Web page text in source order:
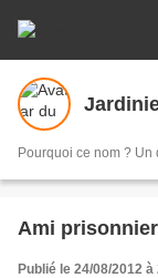
Pourquoi ce nom ?
Ami prisonnier
Publié le 24/08/2012 à